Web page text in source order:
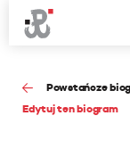
Powstańcze
Edytuj ten biogram